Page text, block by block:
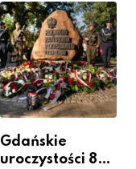
Gdańskie
uroczystości 82.